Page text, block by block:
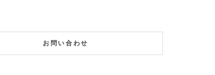
お問い合わせ